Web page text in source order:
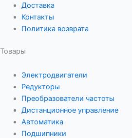
Доставка
Контакты
Политика возврата
Товары
Электродвигатели
Редукторы
Преобразователи частоты
Дистанционное управление
Автоматика
Подшипники